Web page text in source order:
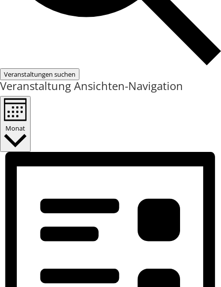
Veranstaltungen suchen
Veranstaltung Ansichten-Navigation
Monat